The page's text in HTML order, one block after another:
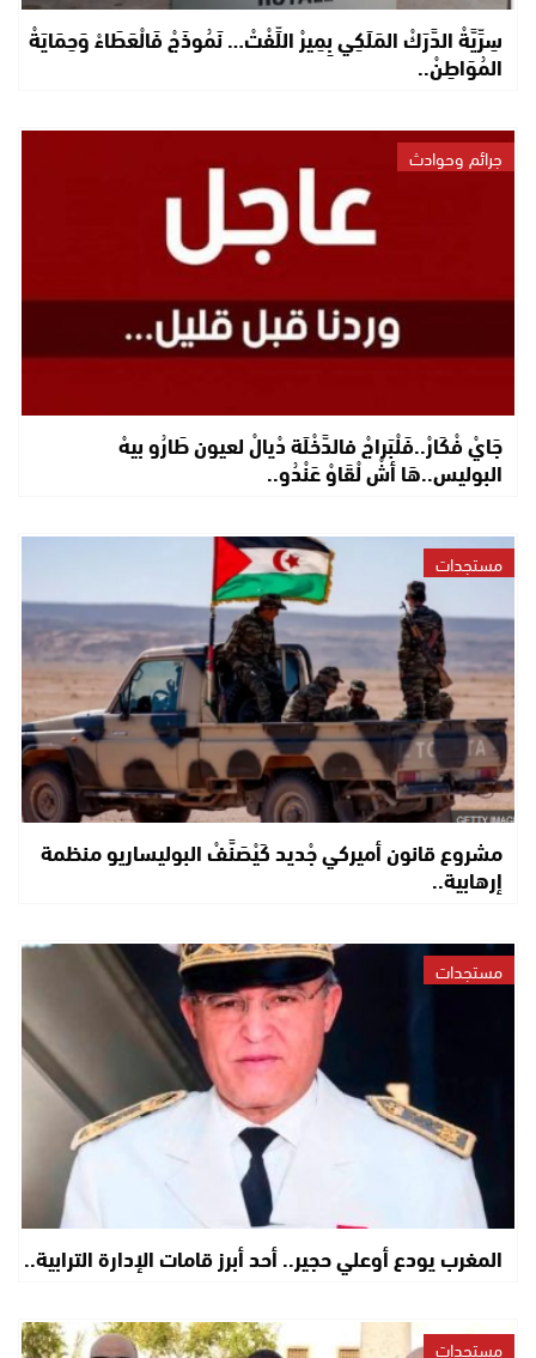
سِرِّيَّةْ الدَّرَكْ المَلَكِي بِمِيرْ اللِّفْتْ… نَمُوذَجْ فَالْعَطَاءْ وَحِمَايَةْ
المُوَاطِنْ..
جرائم وحوادث
جَايْ فْكَارْ..فَلْبَراجْ فالدَّخْلَة دْيالْ لعيون طَارُو بيهْ
البوليس..هَا أشْ لْقَاوْ عَنْدُو..
مستجدات
مشروع قانون أميركي جْديد كَيْصَنَّفْ البوليساريو منظمة
إرهابية..
مستجدات
المغرب يودع أوعلي حجير.. أحد أبرز قامات الإدارة الترابية..
مستجدات